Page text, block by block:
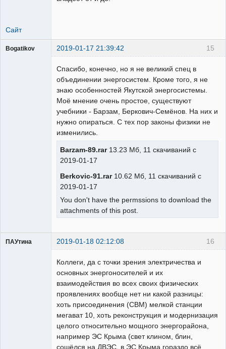
Сайт
15
Bogatikov 2019-01-17 21:39:42
Спасибо, конечно, но я не великий спец в
объединении энергосистем. Кроме того, я не
знаю особенностей Якутской энергосистемы.
Моё мнение очень простое, существуют
учебники - Барзам, Беркович-Семёнов. На них и
нужно опираться. С тех пор законы физики не
изменились.
Barzam-89.rar13.23 Мб, 11 скачиваний с
2019-01-17
Berkovic-91.rar10.62 Мб, 11 скачиваний с
2019-01-17
You don't have the permssions to download the
attachments of this post.
16
ПАУтина 2019-01-18 02:12:08
Коллеги, да с точки зрения электричества и
основных энергоносителей и их
взаимодействия во всех своих физических
проявлениях вообще нет ни какой разницы:
хоть присоединения (СВМ) мелкой станции
мегават 10, хоть реконструкция и модернизация
целого относительно мощного энергорайона,
например ЭС Крыма (свет клином, блин,
сошёлся на ДВЭС, в ЭС Крыма гораздо всё